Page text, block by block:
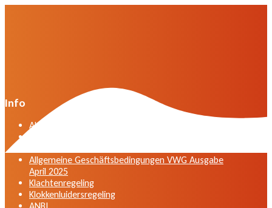
Info
Algemene voorwaarden VWG versie april 2025
Allgemeine Geschäftsbedingungen VWG Ausgabe
April 2025
Klachtenregeling
Klokkenluidersregeling